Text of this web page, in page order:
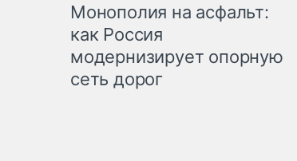
Монополия на асфальт:
как Россия
модернизирует опорную
сеть дорог